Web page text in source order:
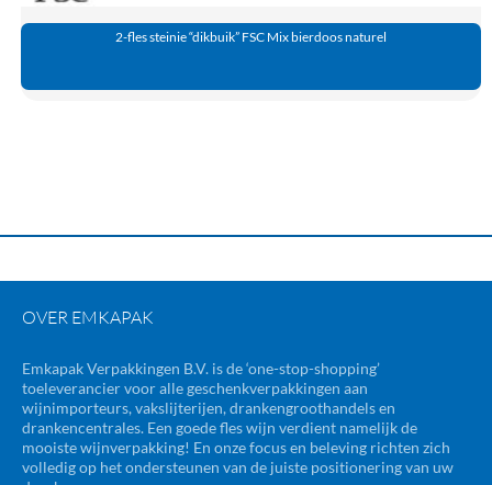
2-fles steinie “dikbuik” FSC Mix bierdoos naturel
OVER EMKAPAK
Emkapak Verpakkingen B.V. is de ‘one-stop-shopping’
toeleverancier voor alle geschenkverpakkingen aan
wijnimporteurs, vakslijterijen, drankengroothandels en
drankencentrales. Een goede fles wijn verdient namelijk de
mooiste wijnverpakking! En onze focus en beleving richten zich
volledig op het ondersteunen van de juiste positionering van uw